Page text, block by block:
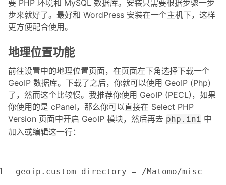
要 PHP 环境和 MySQL 数据库。安装只需要根据步骤一步
步来就好了。最好和 WordPress 安装在一个主机下，这样
更方便配合使用。
地理位置功能
前往设置中的地理位置页面，在页面左下角选择下载一个
GeoIP 数据库。下载了之后，你就可以使用 GeoIP (Php)
了，然而这个比较慢。我推荐你使用 GeoIP (PECL)，如果
你使用的是 cPanel，那么你可以直接在 Select PHP
Version 页面中开启 GeoIP 模块，然后再去 php.ini 中
加入或编辑这一行：
geoip.custom_directory = /Matomo/misc